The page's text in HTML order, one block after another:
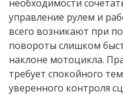
необходимости
управление рулем и
всего возникают при
повороты слишком
наклоне мотоцикла.
требует спокойного
уверенного контроля